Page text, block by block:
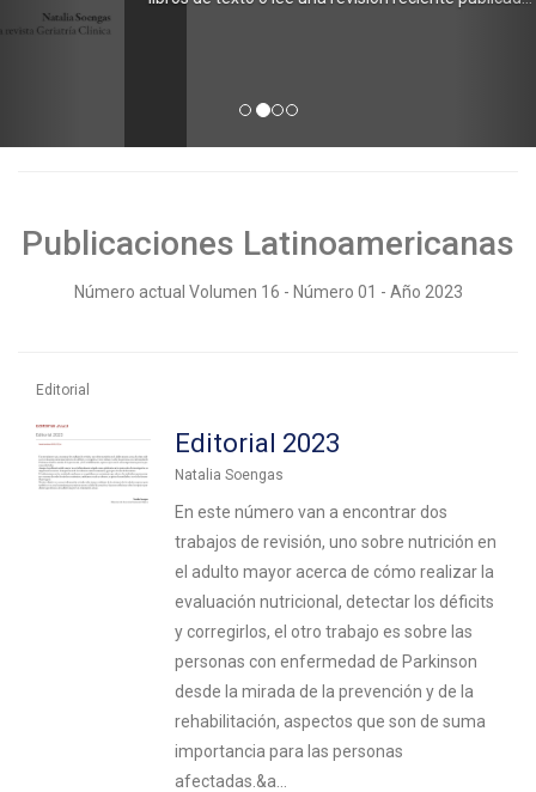
Publicaciones Latinoamericanas
Número actual Volumen 16 - Número 01 - Año 2023
Editorial
Editorial 2023
Natalia Soengas
En este número van a encontrar dos
trabajos de revisión, uno sobre nutrición en
el adulto mayor acerca de cómo realizar la
evaluación nutricional, detectar los déficits
y corregirlos, el otro trabajo es sobre las
personas con enfermedad de Parkinson
desde la mirada de la prevención y de la
rehabilitación, aspectos que son de suma
importancia para las personas
afectadas.&a...